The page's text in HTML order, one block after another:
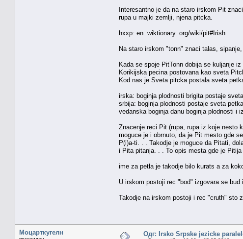
Interesantno je da na staro irskom Pit
rupa u majki zemlji, njena pitcka.
hxxp: en. wiktionary. org/wiki/pit#Irish
Na staro irskom "tonn" znaci talas, sipanje,
Kada se spoje PitTonn dobija se kuljanje
Korikijska pecina postovana kao sveta
Kod nas je Sveta pitcka postala sveta
irska: boginja plodnosti brigita postaje
srbija: boginja plodnosti postaje sveta
vedanska boginja danu boginja plodnosti i
Znacenje reci Pit (rupa, rupa iz koje nesto
moguce je i obrnuto, da je Pit mesto gde
P(i)a-ti. . . Takodje je moguce da Pitati,
i Pita pitanja. . . To opis mesta gde je Pitija
ime za petla je takodje bilo kurats a za
U irskom postoji rec "bod" izgovara se
Takodje na irskom postoji i rec "cruth" sto
Моцарткугелн Одг: Irsko Srpske jezicke